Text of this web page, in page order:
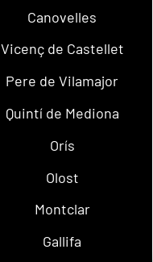
Canovelles
Vicenç de Castellet
Pere de Vilamajor
Quintí de Mediona
Orís
Olost
Montclar
Gallifa